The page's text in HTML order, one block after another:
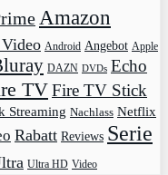
Amazon
Android Angebot Apple
DAZN DVDs Echo
TVFire TV Stick
Streaming Nachlass Netflix
Rabatt Reviews Serie
Ultra HD Video